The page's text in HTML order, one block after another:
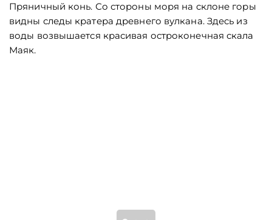
Пряничный конь. Со стороны моря на склоне горы
видны следы кратера древнего вулкана. Здесь из
воды возвышается красивая остроконечная скала
Маяк.